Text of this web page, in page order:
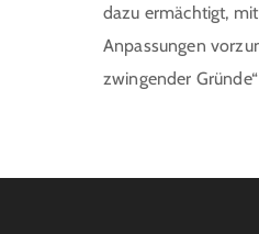
dazu ermächtigt,
Anpassungen
zwingender